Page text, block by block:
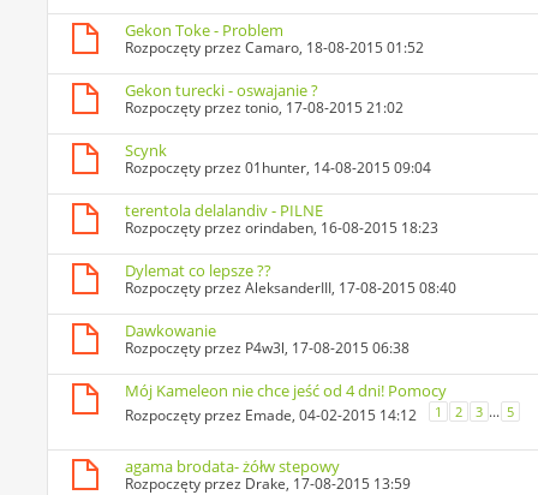
Gekon Toke - Problem
Rozpoczęty przezCamaro, 18-08-2015 01:52
Gekon turecki - oswajanie ?
Rozpoczęty przeztonio, 17-08-2015 21:02
Scynk
Rozpoczęty przez01hunter, 14-08-2015 09:04
terentola delalandiv - PILNE
Rozpoczęty przezorindaben, 16-08-2015 18:23
Dylemat co lepsze ??
Rozpoczęty przezAleksanderIII, 17-08-2015 08:40
Dawkowanie
Rozpoczęty przez P4w3l, 17-08-2015 06:38
Mój Kameleon nie chce jeść od 4 dni! Pomocy
Rozpoczęty przez Emade, 04-02-2015 14:12 1 2 3 ... 5
agama brodata- żółw stepowy
Rozpoczęty przez Drake, 17-08-2015 13:59